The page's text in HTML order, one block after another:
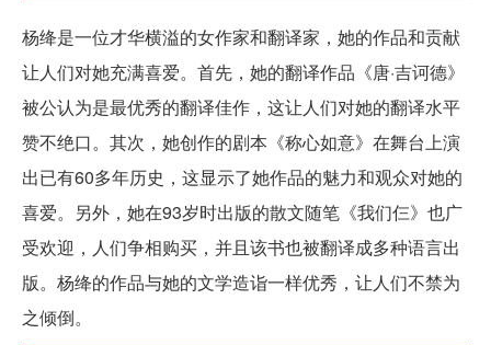
杨绛是一位才华横溢的女作家和翻译家，她的作品和贡献
让人们对她充满喜爱。首先，她的翻译作品《唐·吉诃德》
被公认为是最优秀的翻译佳作，这让人们对她的翻译水平
赞不绝口。其次，她创作的剧本《称心如意》在舞台上演
出已有60多年历史，这显示了她作品的魅力和观众对她的
喜爱。另外，她在93岁时出版的散文随笔《我们仨》也广
受欢迎，人们争相购买，并且该书也被翻译成多种语言出
版。杨绛的作品与她的文学造诣一样优秀，让人们不禁为
之倾倒。